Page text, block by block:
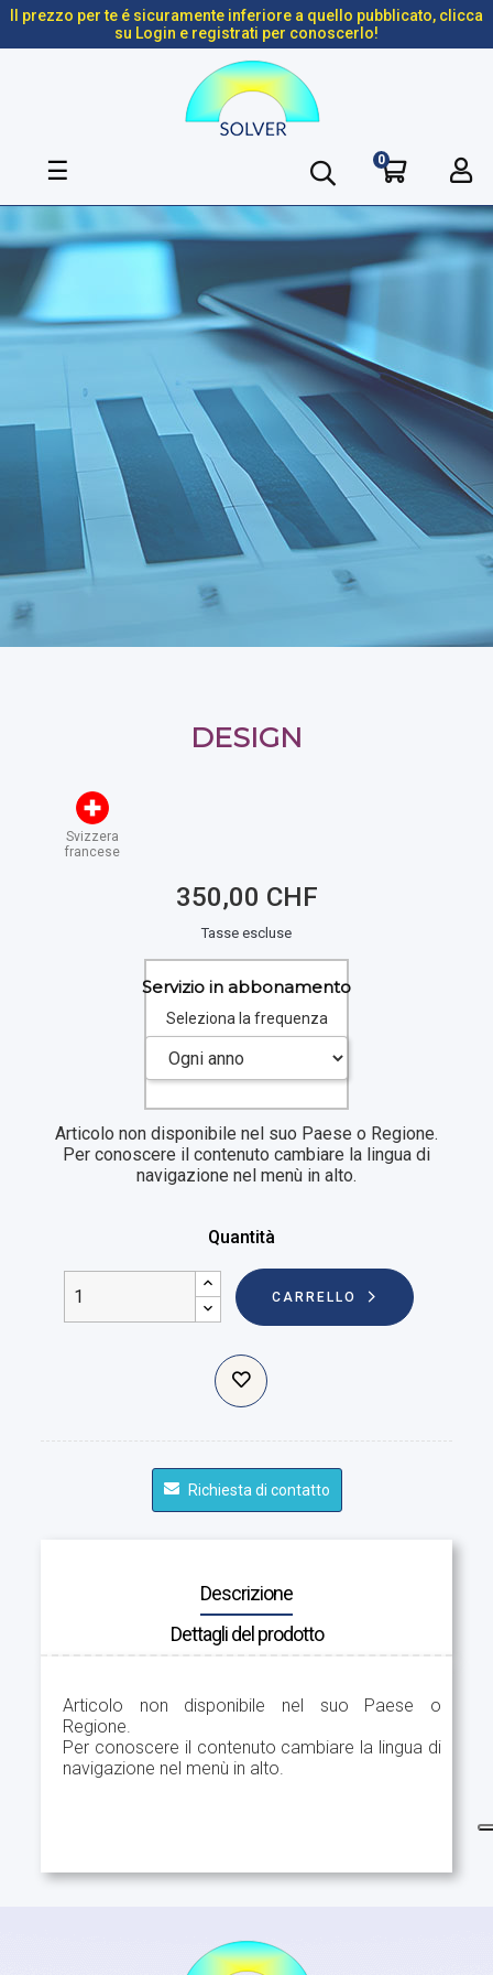
Il prezzo per te é sicuramente inferiore a quello pubblicato, clicca
su Login e registrati per conoscerlo!
navigazione
☰ 0
DESIGN
Svizzera
francese
350,00 CHF
Tasse escluse
Servizio in abbonamento
Seleziona la frequenza
Articolo non disponibile nel suo Paese o Regione.
Per conoscere il contenuto cambiare la lingua di
navigazione nel menù in alto.
Quantità
CARRELLO
Richiesta di contatto
Descrizione
Dettagli del prodotto
Articolo non disponibile nel suo Paese o
Regione.
Per conoscere il contenuto cambiare la lingua di
navigazione nel menù in alto.